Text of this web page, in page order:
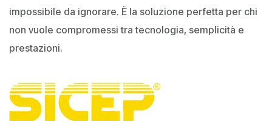
impossibile da ignorare. È la soluzione perfetta per chi
non vuole compromessi tra tecnologia, semplicità e
prestazioni.